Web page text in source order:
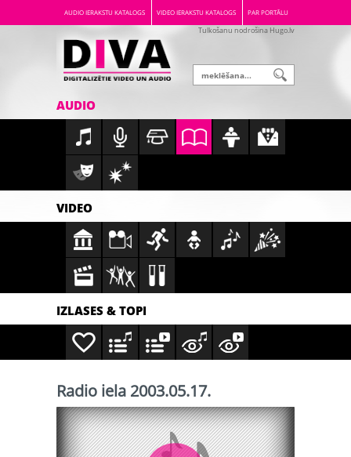
AUDIO IERAKSTU KATALOGS VIDEO IERAKSTU KATALOGS PAR PORTĀLU
Tulkošanu nodrošina Hugo.lv
AUDIO
VIDEO
IZLASES & TOPI
Radio iela 2003.05.17.